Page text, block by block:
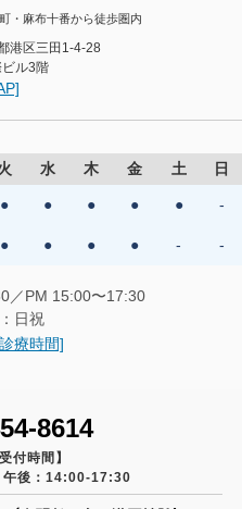
・麻布十番から徒歩圏内
港区三田1-4-28
ル3階
水 木 金 土 日
● ● ● ● ● -
● ● ● ● - -
／PM 15:00〜17:30
日祝
療時間]
8614
付時間】
午後：14:00-17:30